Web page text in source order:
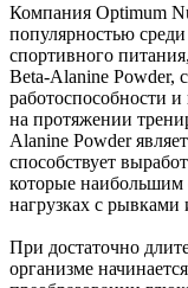
Компания Optimum
популярностью
спортивного
Beta-Alanine Powder,
работоспособности
на протяжении
Alanine Powder
способствует
которые наибольшим
нагрузках с
При достаточно
организме